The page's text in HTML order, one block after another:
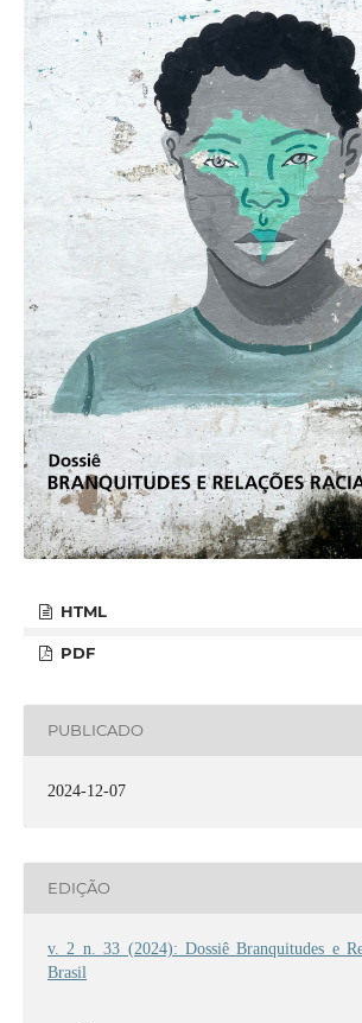
HTML
PDF
PUBLICADO
2024-12-07
EDIÇÃO
v. 2 n. 33 (2024): Dossiê Branquitudes e
Brasil